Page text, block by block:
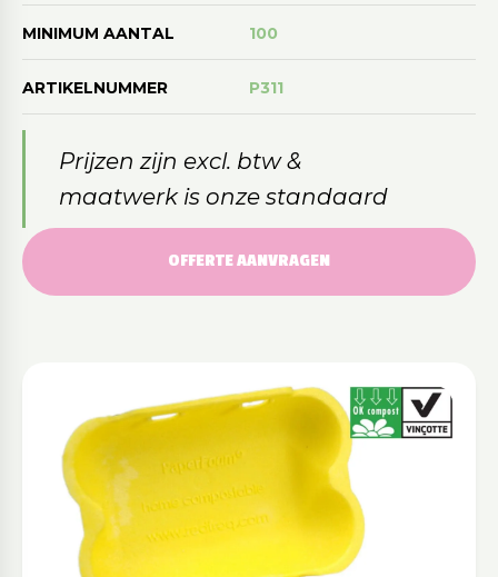
MINIMUM AANTAL 100
ARTIKELNUMMER P311
Prijzen zijn excl. btw &
maatwerk is onze standaard
OFFERTE AANVRAGEN